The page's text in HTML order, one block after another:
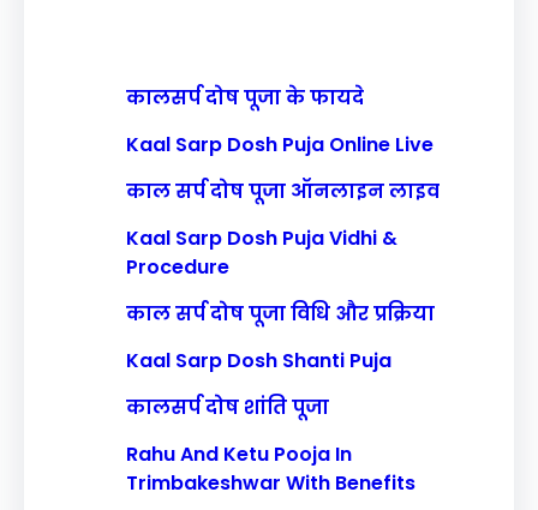
कालसर्प दोष पूजा के फायदे
Kaal Sarp Dosh Puja Online Live
काल सर्प दोष पूजा ऑनलाइन लाइव
Kaal Sarp Dosh Puja Vidhi &
Procedure
काल सर्प दोष पूजा विधि और प्रक्रिया
Kaal Sarp Dosh Shanti Puja
कालसर्प दोष शांति पूजा
Rahu And Ketu Pooja In
Trimbakeshwar With Benefits